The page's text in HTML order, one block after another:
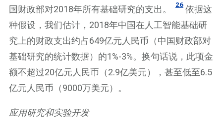
国财政部对2018年所有基础研究的支出。
26 依据这
种假设，我们估计，2018年中国在人工智能基础研
究上的财政支出约占649亿元人民币（中国财政部对
基础研究的统计数据）的1%-3%。换句话说，此项金
额不超过20亿元人民币（2.9亿美元），甚至低至6.5
亿元人民币（9000万美元）。
应用研究和实验开发